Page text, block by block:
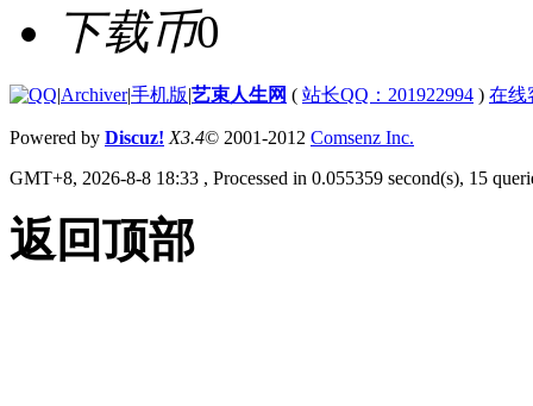
下载币0
|Archiver|手机版|艺束人生网 ( 站长QQ：201922994 ) 在线
Powered by Discuz! X3.4© 2001-2012 Comsenz Inc.
GMT+8, 2026-8-8 18:33 , Processed in 0.055359 second(s), 15
返回顶部